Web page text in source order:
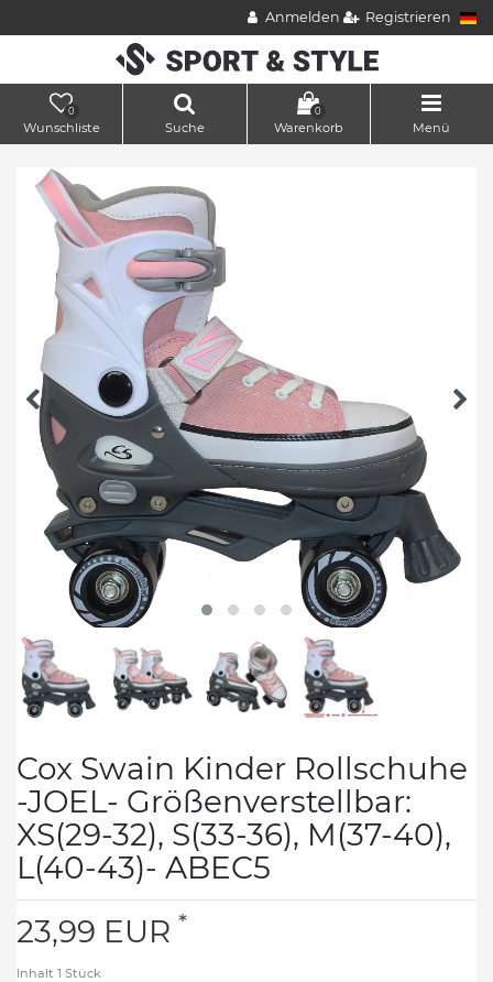
Anmelden Registrieren
0
Wunschliste Suche
0
Warenkorb Menü
Cox Swain Kinder Rollschuhe
-JOEL- Größenverstellbar:
XS(29-32), S(33-36), M(37-40),
L(40-43)- ABEC5
23,99 EUR *
Inhalt 1 Stück